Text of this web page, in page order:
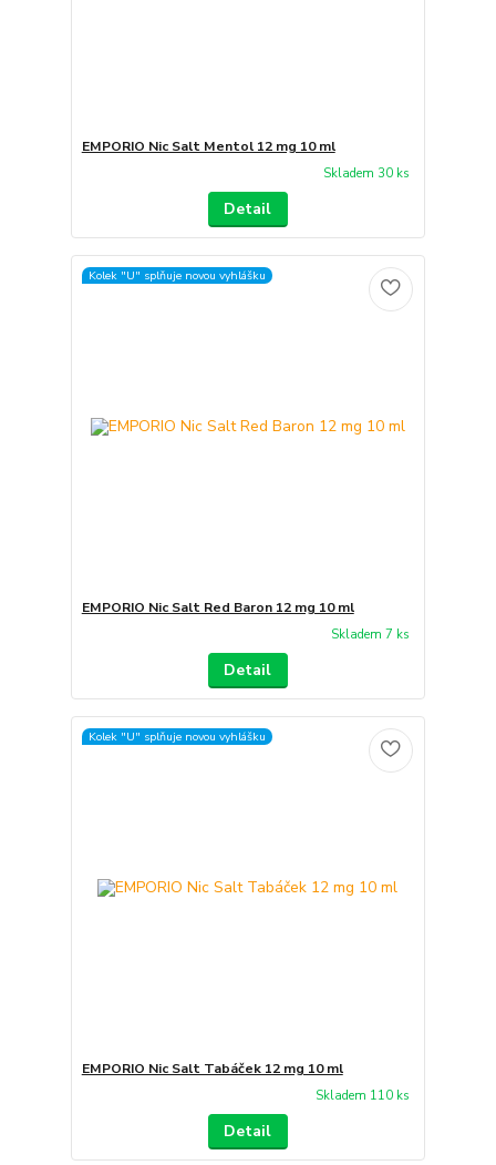
EMPORIO Nic Salt Mentol 12 mg 10 ml
Skladem 30 ks
Detail
Kolek "U" splňuje novou vyhlášku
EMPORIO Nic Salt Red Baron 12 mg 10 ml
Skladem 7 ks
Detail
Kolek "U" splňuje novou vyhlášku
EMPORIO Nic Salt Tabáček 12 mg 10 ml
Skladem 110 ks
Detail